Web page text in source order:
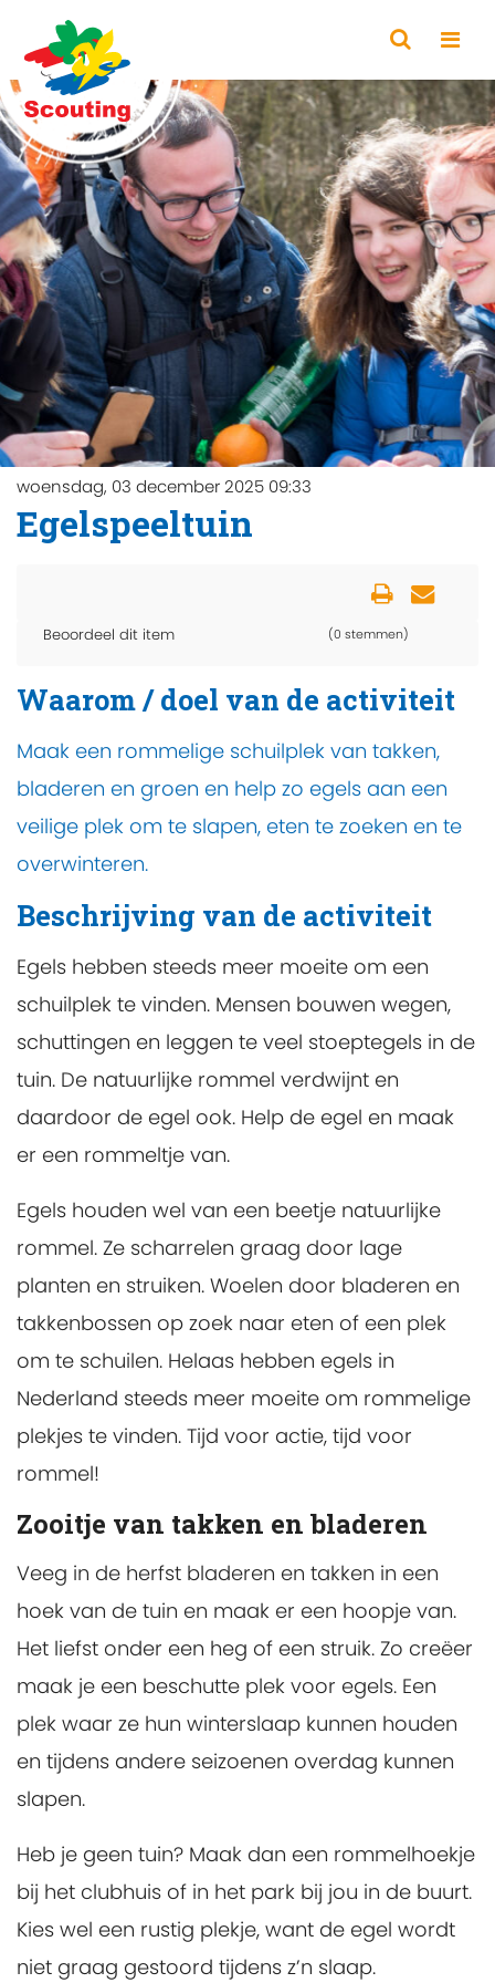
woensdag, 03 december 2025 09:33
Egelspeeltuin
Beoordeel dit item (0 stemmen)
Waarom / doel van de activiteit
Maak een rommelige schuilplek van takken,
bladeren en groen en help zo egels aan een
veilige plek om te slapen, eten te zoeken en te
overwinteren.
Beschrijving van de activiteit
Egels hebben steeds meer moeite om een
schuilplek te vinden. Mensen bouwen wegen,
schuttingen en leggen te veel stoeptegels in de
tuin. De natuurlijke rommel verdwijnt en
daardoor de egel ook. Help de egel en maak
er een rommeltje van.
Egels houden wel van een beetje natuurlijke
rommel. Ze scharrelen graag door lage
planten en struiken. Woelen door bladeren en
takkenbossen op zoek naar eten of een plek
om te schuilen. Helaas hebben egels in
Nederland steeds meer moeite om rommelige
plekjes te vinden. Tijd voor actie, tijd voor
rommel!
Zooitje van takken en bladeren
Veeg in de herfst bladeren en takken in een
hoek van de tuin en maak er een hoopje van.
Het liefst onder een heg of een struik. Zo creëer
maak je een beschutte plek voor egels. Een
plek waar ze hun winterslaap kunnen houden
en tijdens andere seizoenen overdag kunnen
slapen.
Heb je geen tuin? Maak dan een rommelhoekje
bij het clubhuis of in het park bij jou in de buurt.
Kies wel een rustig plekje, want de egel wordt
niet graag gestoord tijdens z’n slaap.